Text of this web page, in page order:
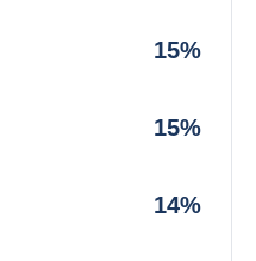
15%
15%
14%